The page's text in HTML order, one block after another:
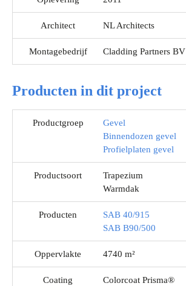
Architect NL Architects
Montagebedrijf Cladding Partners BV
Producten in dit project
Productgroep
Gevel
Binnendozen gevel
Profielplaten gevel
Productsoort
Trapezium
Warmdak
Producten
SAB 40/915
SAB B90/500
Oppervlakte 4740 m²
Coating Colorcoat Prisma®